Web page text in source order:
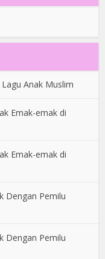
Anak Muslim
Emak-emak di
Emak-emak di
Dengan Pemilu
Dengan Pemilu